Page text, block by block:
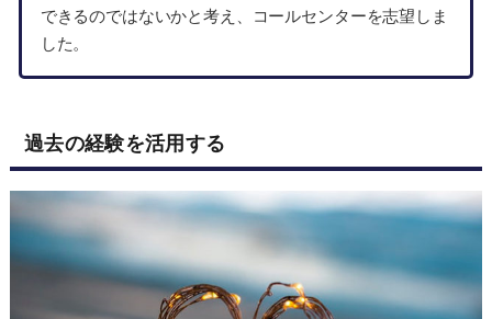
できるのではないかと考え、コールセンターを志望しま
した。
過去の経験を活用する